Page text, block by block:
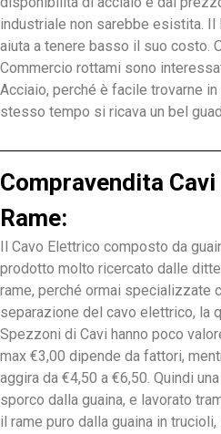
industriale non sarebbe esistita. Il
aiuta a tenere basso il suo costo.
Commercio rottami sono
Acciaio, perché è facile trovarne
stesso tempo si ricava un bel
Compravendita
Rame:
Il Cavo Elettrico composto da
prodotto molto ricercato dalle
rame, perché ormai specializzate
separazione del cavo elettrico, la
Spezzoni di Cavi hanno poco
max €3,00 dipende da fattori,
aggira da €4,50 a €6,50. Quindi
sporco dalla guaina, e lavorato
il rame puro dalla guaina in